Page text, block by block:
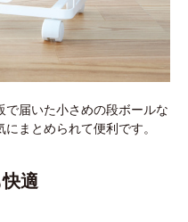
で届いた小さめの段ボールな
まとめられて便利です。
適